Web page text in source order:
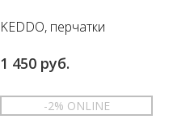
KEDDO, перчатки
1 450 руб.
-2% ONLINE